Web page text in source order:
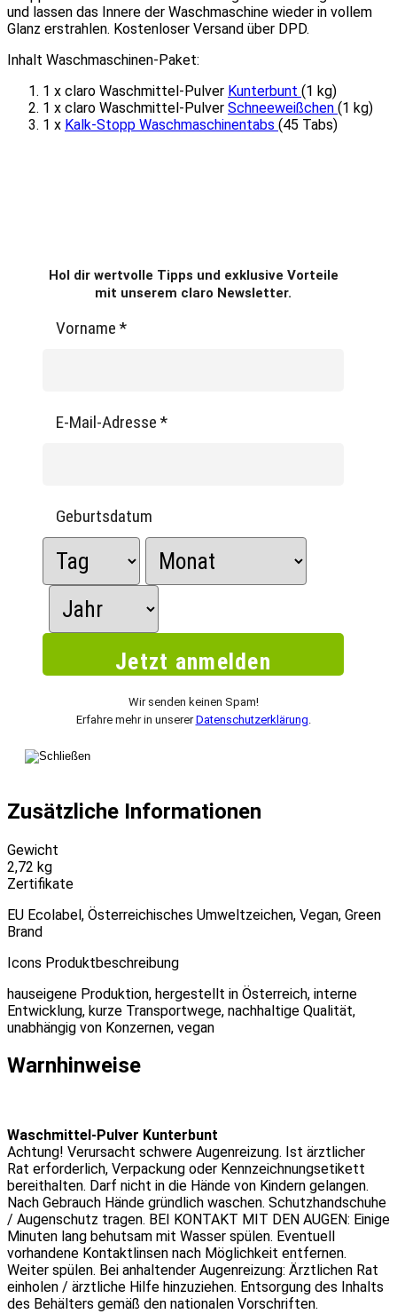
und lassen das Innere der Waschmaschine wieder in vollem
Glanz erstrahlen. Kostenloser Versand über DPD.
Inhalt Waschmaschinen-Paket:
1 x claro Waschmittel-Pulver Kunterbunt (1 kg)
1 x claro Waschmittel-Pulver Schneeweißchen (1 kg)
1 x Kalk-Stopp Waschmaschinentabs (45 Tabs)
Hol dir wertvolle Tipps und exklusive Vorteile
mit unserem claro Newsletter.
Vorname *
E-Mail-Adresse *
Geburtsdatum
Wir senden keinen Spam!
Erfahre mehr in unsererDatenschutzerklärung
Zusätzliche Informationen
Gewicht
2,72 kg
Zertifikate
EU Ecolabel, Österreichisches Umweltzeichen, Vegan, Green
Brand
Icons Produktbeschreibung
hauseigene Produktion, hergestellt in Österreich, interne
Entwicklung, kurze Transportwege, nachhaltige Qualität,
unabhängig von Konzernen, vegan
Warnhinweise
Waschmittel-Pulver Kunterbunt
Achtung! Verursacht schwere Augenreizung. Ist ärztlicher
Rat erforderlich, Verpackung oder Kennzeichnungsetikett
bereithalten. Darf nicht in die Hände von Kindern gelangen.
Nach Gebrauch Hände gründlich waschen. Schutzhandschuhe
/ Augenschutz tragen. BEI KONTAKT MIT DEN AUGEN: Einige
Minuten lang behutsam mit Wasser spülen. Eventuell
vorhandene Kontaktlinsen nach Möglichkeit entfernen.
Weiter spülen. Bei anhaltender Augenreizung: Ärztlichen Rat
einholen / ärztliche Hilfe hinzuziehen. Entsorgung des Inhalts
des Behälters gemäß den nationalen Vorschriften.